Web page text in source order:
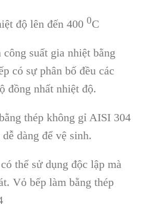
độ lên đến 400 0C
suất gia nhiệt bằng
có sự phân bố đều các
đồng nhất nhiệt độ.
thép không gỉ AISI 304
dàng để vệ sinh.
thể sử dụng độc lập mà
Vỏ bếp làm bằng thép